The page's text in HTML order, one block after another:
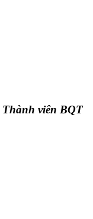
Thành viên BQT